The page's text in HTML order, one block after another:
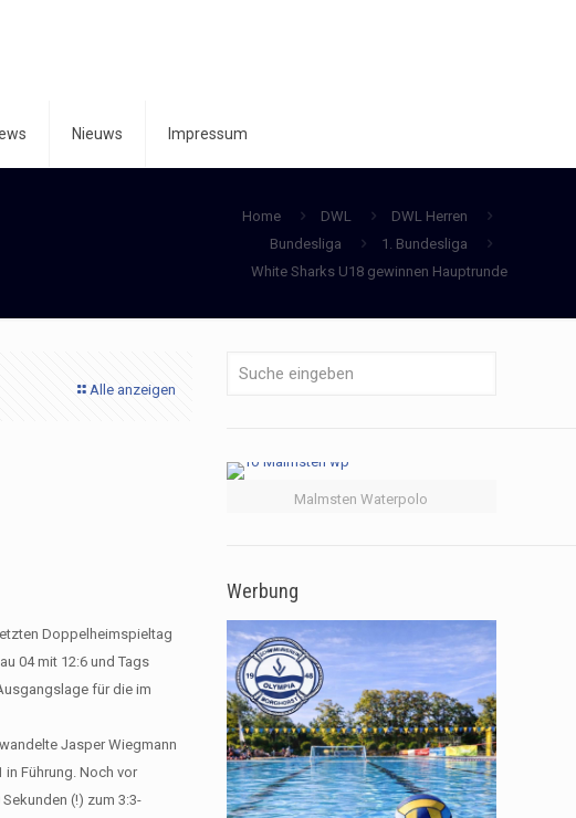
Nieuws Impressum
Home DWL
DWL Herren
Bundesliga
1. Bundesliga
White Sharks U18 gewinnen Hauptrunde
Alle anzeigen
Doppelheimspieltag
04 mit 12:6 und Tags
für die im
Jasper Wiegmann
Führung. Noch vor
(!) zum 3:3-
Malmsten Waterpolo
Werbung